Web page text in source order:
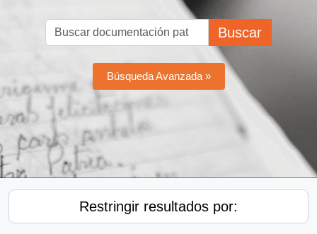
Buscar
Búsqueda Avanzada »
Restringir resultados por: